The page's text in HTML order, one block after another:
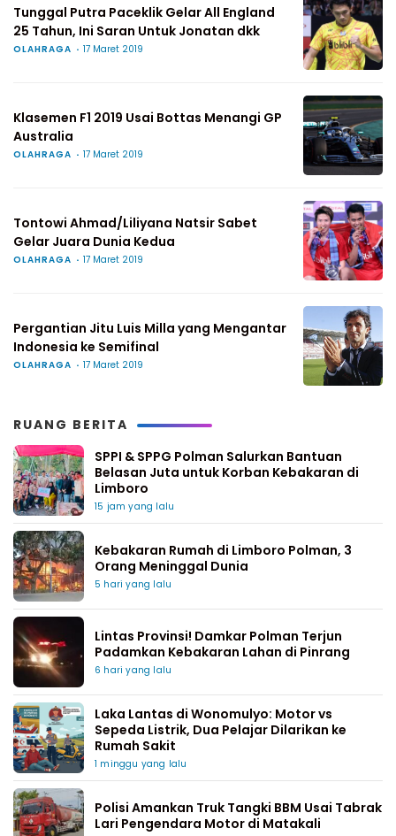
Tunggal Putra Paceklik Gelar All England
25 Tahun, Ini Saran Untuk Jonatan dkk
OLAHRAGA 17 Maret 2019
Klasemen F1 2019 Usai Bottas Menangi GP
Australia
OLAHRAGA 17 Maret 2019
Tontowi Ahmad/Liliyana Natsir Sabet
Gelar Juara Dunia Kedua
OLAHRAGA 17 Maret 2019
Pergantian Jitu Luis Milla yang Mengantar
Indonesia ke Semifinal
OLAHRAGA 17 Maret 2019
RUANG BERITA
SPPI & SPPG Polman Salurkan Bantuan
Belasan Juta untuk Korban Kebakaran di
Limboro
15 jam yang lalu
Kebakaran Rumah di Limboro Polman, 3
Orang Meninggal Dunia
5 hari yang lalu
Lintas Provinsi! Damkar Polman Terjun
Padamkan Kebakaran Lahan di Pinrang
6 hari yang lalu
Laka Lantas di Wonomulyo: Motor vs
Sepeda Listrik, Dua Pelajar Dilarikan ke
Rumah Sakit
1 minggu yang lalu
Polisi Amankan Truk Tangki BBM Usai Tabrak
Lari Pengendara Motor di Matakali